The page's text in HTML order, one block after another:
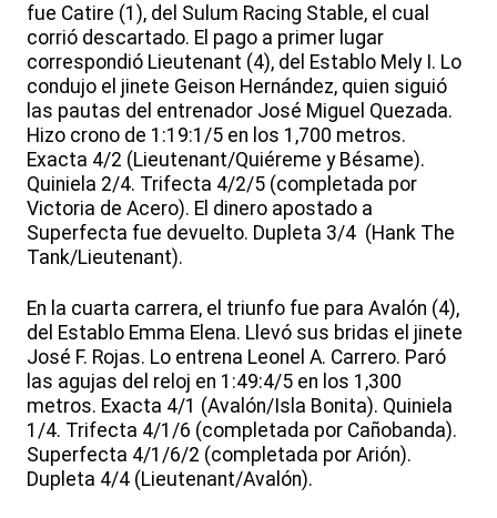
fue Catire (1), del Sulum Racing Stable, el cual
corrió descartado. El pago a primer lugar
correspondió Lieutenant (4), del Establo Mely I. Lo
condujo el jinete Geison Hernández, quien siguió
las pautas del entrenador José Miguel Quezada.
Hizo crono de 1:19:1/5 en los 1,700 metros.
Exacta 4/2 (Lieutenant/Quiéreme y Bésame).
Quiniela 2/4. Trifecta 4/2/5 (completada por
Victoria de Acero). El dinero apostado a
Superfecta fue devuelto. Dupleta 3/4 (Hank The
Tank/Lieutenant).
En la cuarta carrera, el triunfo fue para Avalón (4),
del Establo Emma Elena. Llevó sus bridas el jinete
José F. Rojas. Lo entrena Leonel A. Carrero. Paró
las agujas del reloj en 1:49:4/5 en los 1,300
metros. Exacta 4/1 (Avalón/Isla Bonita). Quiniela
1/4. Trifecta 4/1/6 (completada por Cañobanda).
Superfecta 4/1/6/2 (completada por Arión).
Dupleta 4/4 (Lieutenant/Avalón).